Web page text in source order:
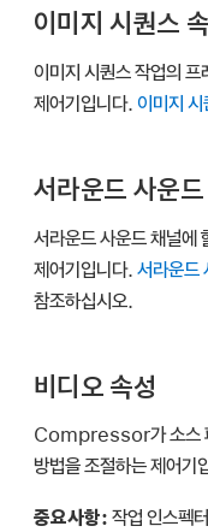
이미지 시퀀스
이미지 시퀀스 작업의
제어기입니다. 이미지
서라운드 사운
서라운드 사운드 채널에
제어기입니다. 서라운드
참조하십시오.
비디오 속성
Compressor가 소스
방법을 조절하는 제어기
중요사항: 작업 인스펙